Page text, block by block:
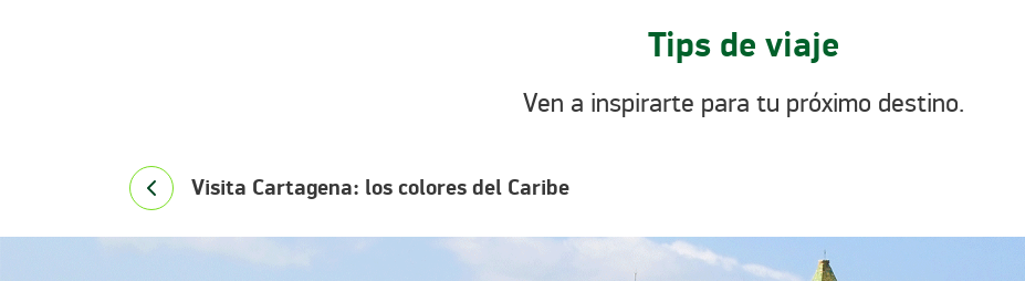
Tips de viaje
Ven a inspirarte para tu próximo destino.
Visita Cartagena: los colores del Caribe